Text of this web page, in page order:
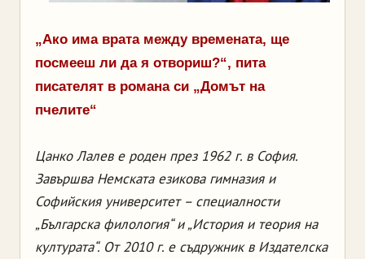
„Ако има врата между времената, ще
посмееш ли да я отвориш?“, пита
писателят в романа си „Домът на
пчелите“
Цанко Лалев e роден през 1962 г. в София.
Завършва Немската езикова гимназия и
Софийския университет – специалности
„Българска филология“ и „История и теория на
културата“. От 2010 г. е съдружник в Издателска